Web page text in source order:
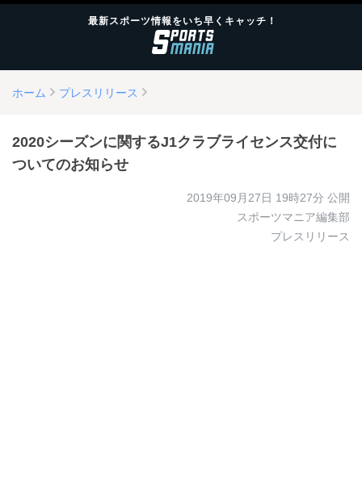
最新スポーツ情報をいち早くキャッチ！
ホーム プレスリリース
2020シーズンに関するJ1クラブライセンス交付に
ついてのお知らせ
2019年09月27日 19時27分 公開
スポーツマニア編集部
プレスリリース